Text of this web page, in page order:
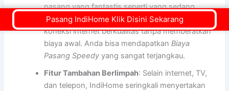
pasang yang fantastis seperti yang sedang
berlangsung saat ini. Ini membantu Anda memulai
koneksi internet berkualitas tanpa memberatkan
biaya awal. Anda bisa mendapatkanBiaya
Pasang Speedy yang sangat terjangkau.
Fitur Tambahan Berlimpah: Selain internet, TV,
dan telepon, IndiHome seringkali menyertakan
Pasang IndiHome Klik Disini Sekarang